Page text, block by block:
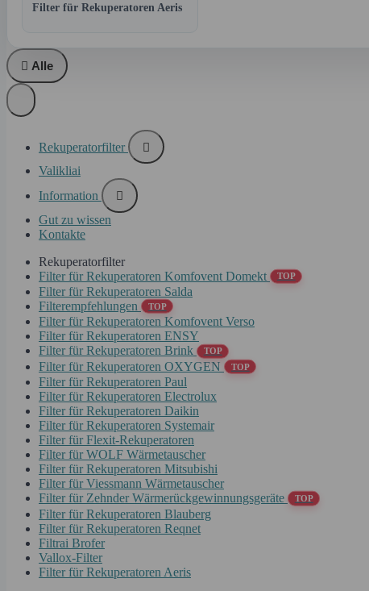
Filter für Rekuperatoren Aeris
 Alle
Rekuperatorfilter

Valikliai
Information

Gut zu wissen
Kontakte
Rekuperatorfilter
Filter für Rekuperatoren Komfovent Domekt
TOP
Filter für Rekuperatoren Salda
Filterempfehlungen
TOP
Filter für Rekuperatoren Komfovent Verso
Filter für Rekuperatoren ENSY
Filter für Rekuperatoren Brink
TOP
Filter für Rekuperatoren OXYGEN TOP
Filter für Rekuperatoren Paul
Filter für Rekuperatoren Electrolux
Filter für Rekuperatoren Daikin
Filter für Rekuperatoren Systemair
Filter für Flexit-Rekuperatoren
Filter für WOLF Wärmetauscher
Filter für Rekuperatoren Mitsubishi
Filter für Viessmann Wärmetauscher
Filter für Zehnder Wärmerückgewinnungsgeräte
TOP
Filter für Rekuperatoren Blauberg
Filter für Rekuperatoren Reqnet
Filtrai Brofer
Vallox-Filter
Filter für Rekuperatoren Aeris